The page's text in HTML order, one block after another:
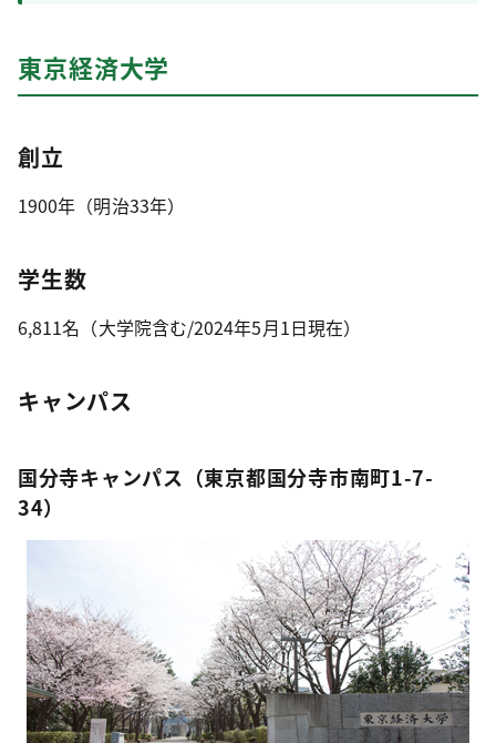
東京経済大学
創立
1900年（明治33年）
学生数
6,811名（大学院含む/2024年5月1日現在）
キャンパス
国分寺キャンパス（東京都国分寺市南町1-7-
34）